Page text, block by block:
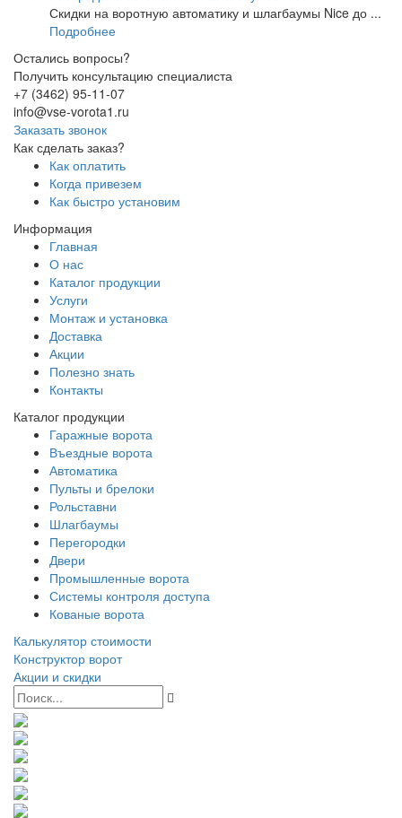
Скидки на воротную автоматику и шлагбаумы Nice до ...
Подробнее
Остались вопросы?
Получить консультацию специалиста
+7 (3462) 95-11-07
info@vse-vorota1.ru
Заказать звонок
Как сделать заказ?
Как оплатить
Когда привезем
Как быстро установим
Информация
Главная
О нас
Каталог продукции
Услуги
Монтаж и установка
Доставка
Акции
Полезно знать
Контакты
Каталог продукции
Гаражные ворота
Въездные ворота
Автоматика
Пульты и брелоки
Рольставни
Шлагбаумы
Перегородки
Двери
Промышленные ворота
Системы контроля доступа
Кованые ворота
Калькулятор стоимости
Конструктор ворот
Акции и скидки